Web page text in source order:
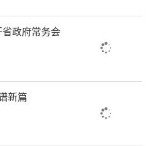
政府常务会
新篇